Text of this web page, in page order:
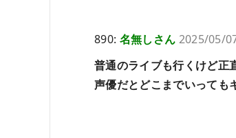
890: 名無しさん 2025/05/
普通のライブも行くけど正
声優だとどこまでいって